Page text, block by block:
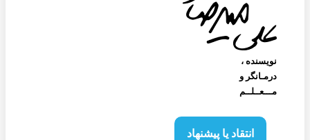
نویسنده‌ ،
درمـانگر و
مـــعــلــم
انتقاد یا پیشنهاد